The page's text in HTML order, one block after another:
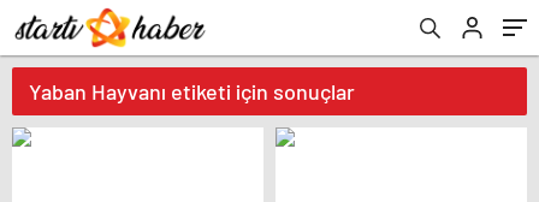
Yaban Hayvanı etiketi için sonuçlar